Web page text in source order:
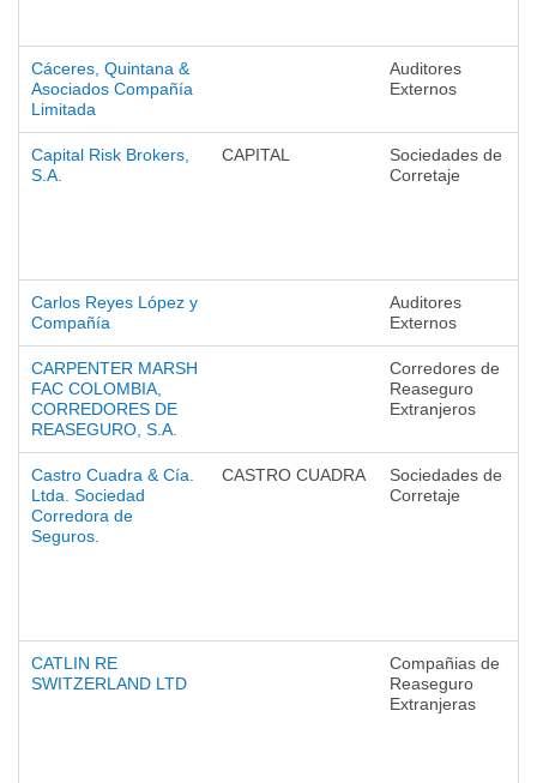
Cáceres, Quintana &
Asociados Compañía
Limitada
Auditores
Externos
Capital Risk Brokers,
S.A.
CAPITAL
Sociedades de
Corretaje
Carlos Reyes López y
Compañía
Auditores
Externos
CARPENTER MARSH
FAC COLOMBIA,
CORREDORES DE
REASEGURO, S.A.
Corredores de
Reaseguro
Extranjeros
Castro Cuadra & Cía.
Ltda. Sociedad
Corredora de
Seguros.
CASTRO CUADRA
Sociedades de
Corretaje
CATLIN RE
SWITZERLAND LTD
Compañias de
Reaseguro
Extranjeras